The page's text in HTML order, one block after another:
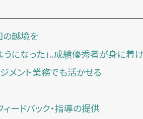
の越境を
うになった」。成績優秀者が身に
メント業務でも活かせる
ードバック・指導の提供